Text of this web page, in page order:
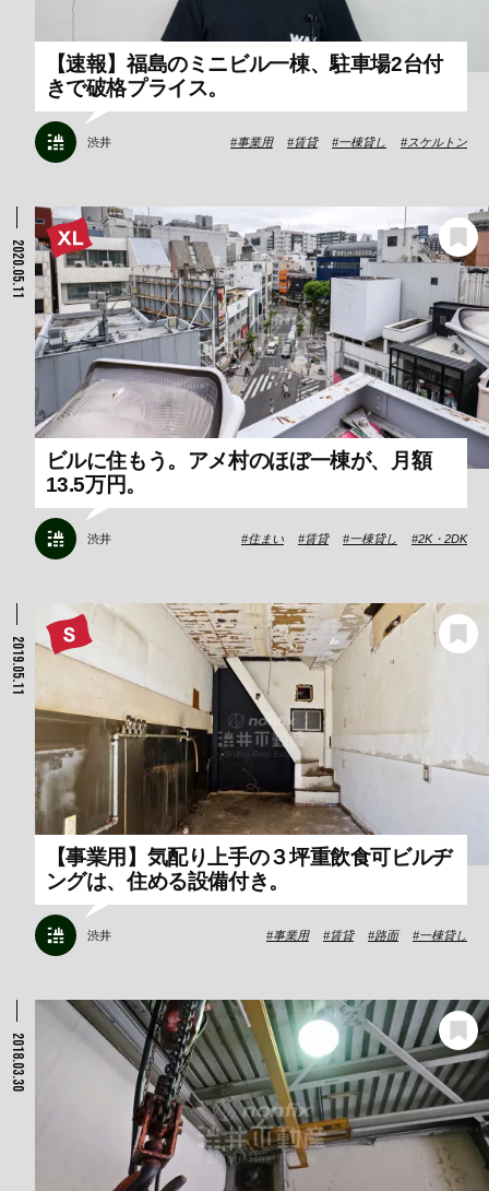
【速報】福島のミニビル一棟、駐車場2台付
きで破格プライス。
渋井 事業用 賃貸 一棟貸し スケルトン
2020.05.11
ビルに住もう。アメ村のほぼ一棟が、月額
13.5万円。
渋井 住まい 賃貸 一棟貸し 2K・2DK
2019.05.11
【事業用】気配り上手の３坪重飲食可ビルヂ
ングは、住める設備付き。
渋井 事業用 賃貸 路面 一棟貸し
2018.03.30